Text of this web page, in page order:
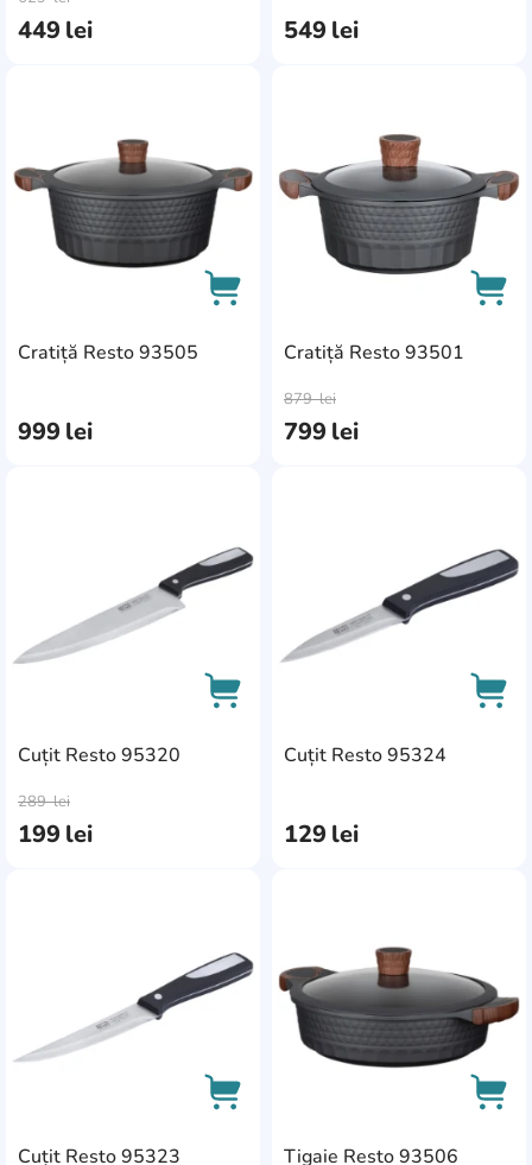
449 lei 549 lei
Cratiță Resto 93505
999 lei
AddCardToCart
Cratiță Resto 93501
799 lei
879lei
Cuțit Resto 95320
199 lei
289lei
AddCardToCart
Cuțit Resto 95324
129 lei
Cuțit Resto 95323 Tigaie Resto 93506